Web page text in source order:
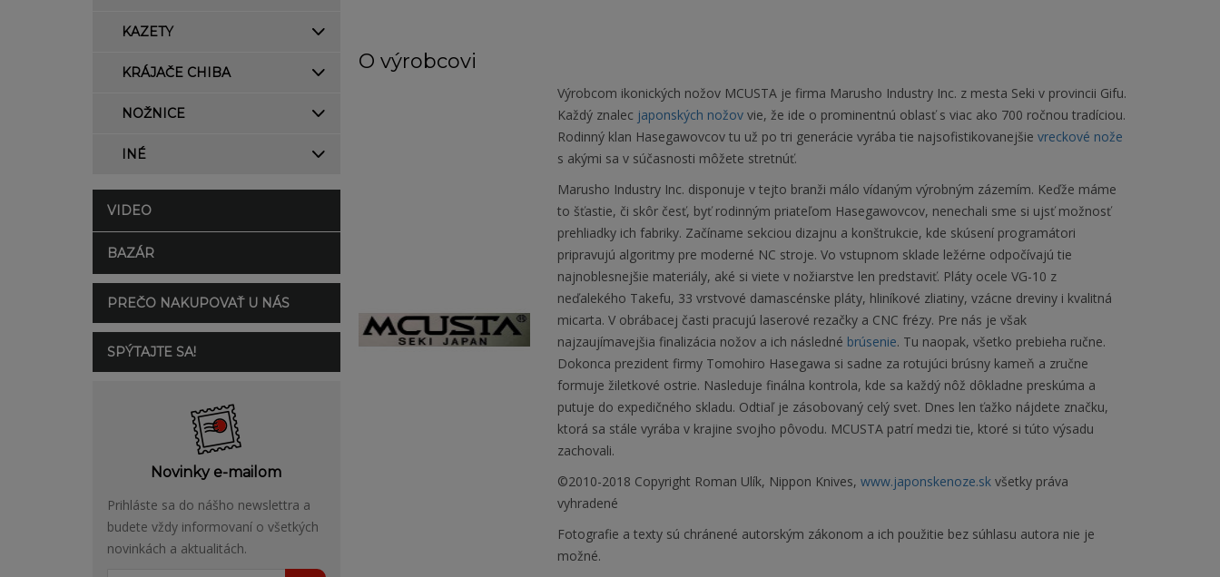
KAZETY
KRÁJAČE CHIBA
NOŽNICE
INÉ
VIDEO
BAZÁR
PREČO NAKUPOVAŤ U NÁS
SPÝTAJTE SA!
Novinky e-mailom
Prihláste sa do nášho newslettra a
budete vždy informovaní o všetkých
novinkách a aktualitách.
O výrobcovi
Výrobcom ikonických nožov MCUSTA je firma Marusho Industry Inc. z mesta Seki v provincii Gifu.
Každý znalec japonských nožovvie, že ide o prominentnú oblasť s viac ako 700 ročnou tradíciou.
Rodinný klan Hasegawovcov tu už po tri generácie vyrába tie najsofistikovanejšie vreckové nože
s akými sa v súčasnosti môžete stretnúť.
Marusho Industry Inc. disponuje v tejto branži málo vídaným výrobným zázemím. Keďže máme
to šťastie, či skôr česť, byť rodinným priateľom Hasegawovcov, nenechali sme si ujsť možnosť
prehliadky ich fabriky. Začíname sekciou dizajnu a konštrukcie, kde skúsení programátori
pripravujú algoritmy pre moderné NC stroje. Vo vstupnom sklade ležérne odpočívajú tie
najnoblesnejšie materiály, aké si viete v nožiarstve len predstaviť. Pláty ocele VG-10 z
neďalekého Takefu, 33 vrstvové damascénske pláty, hliníkové zliatiny, vzácne dreviny i kvalitná
micarta. V obrábacej časti pracujú laserové rezačky a CNC frézy. Pre nás je však
najzaujímavejšia finalizácia nožov a ich následné brúsenie. Tu naopak, všetko prebieha ručne.
Dokonca prezident firmy Tomohiro Hasegawa si sadne za rotujúci brúsny kameň a zručne
formuje žiletkové ostrie. Nasleduje finálna kontrola, kde sa každý nôž dôkladne preskúma a
putuje do expedičného skladu. Odtiaľ je zásobovaný celý svet. Dnes len ťažko nájdete značku,
ktorá sa stále vyrába v krajine svojho pôvodu. MCUSTA patrí medzi tie, ktoré si túto výsadu
zachovali.
©2010-2018 Copyright Roman Ulík, Nippon Knives, www.japonskenoze.skvšetky práva
vyhradené
Fotografie a texty sú chránené autorským zákonom a ich použitie bez súhlasu autora nie je
možné.